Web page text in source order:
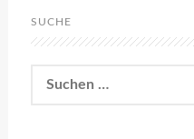
SUCHE
nach: